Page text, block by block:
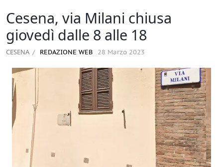
Cesena, via Milani chiusa
giovedì dalle 8 alle 18
CESENA REDAZIONE WEB 28 Marzo 2023